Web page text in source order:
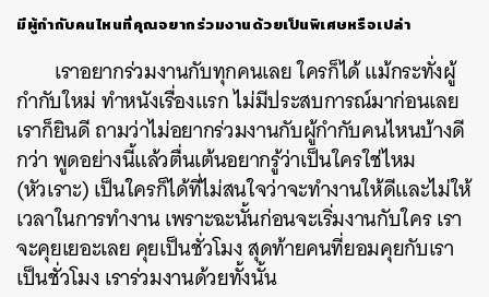
มีผู้กำกับคนไหนที่คุณอยากร่วมงานด้วยเป็นพิเศษหรือเปล่า
เราอยากร่วมงานกับทุกคนเลย ใครก็ได้ แม้กระทั่งผู้
กำกับใหม่ ทำหนังเรื่องแรก ไม่มีประสบการณ์มาก่อนเลย
เราก็ยินดี ถามว่าไม่อยากร่วมงานกับผู้กำกับคนไหนบ้างดี
กว่า พูดอย่างนี้แล้วตื่นเต้นอยากรู้ว่าเป็นใครใช่ไหม
(หัวเราะ) เป็นใครก็ได้ที่ไม่สนใจว่าจะทำงานให้ดีและไม่ให้
เวลาในการทำงาน เพราะฉะนั้นก่อนจะเริ่มงานกับใคร เรา
จะคุยเยอะเลย คุยเป็นชั่วโมง สุดท้ายคนที่ยอมคุยกับเรา
เป็นชั่วโมง เราร่วมงานด้วยทั้งนั้น